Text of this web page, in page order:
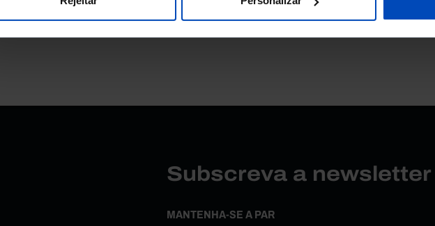
Subscreva a
MANTENHA-SE A PAR